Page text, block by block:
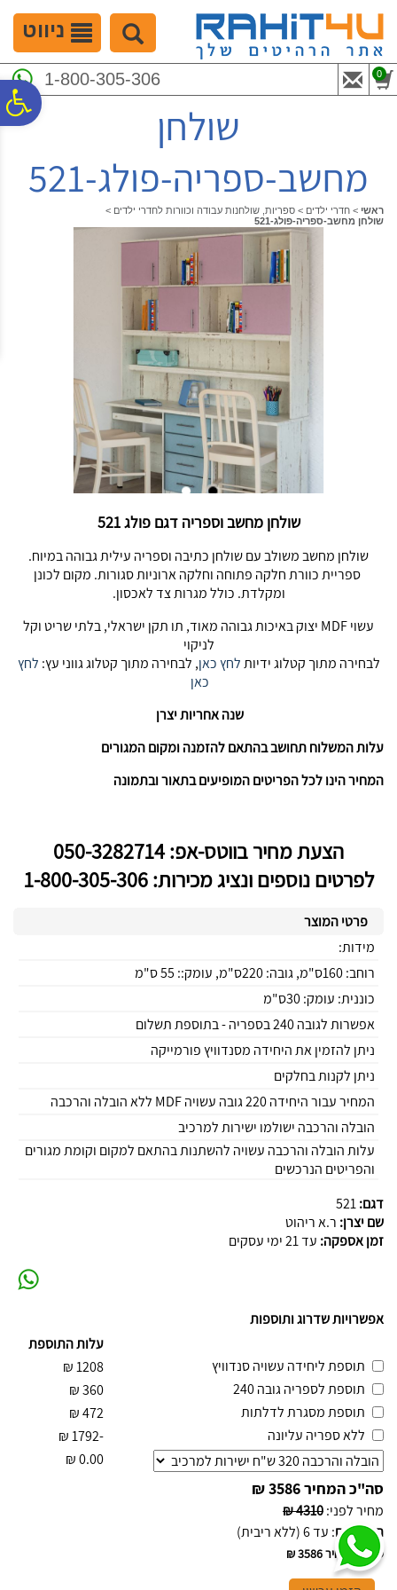
נגישות
המרכזי
ניווט
1-800-305-306 0
שולחן
מחשב-ספריה-פולג-521
ראשי > חדרי ילדים > ספריות, שולחנות עבודה וכוורות לחדרי ילדים >
שולחן מחשב-ספריה-פולג-521
שולחן מחשב וספריה דגם פולג 521
שולחן מחשב משולב עם שולחן כתיבה וספריה עילית גבוהה במיוח.
ספריית כוורת חלקה פתוחה וחלקה ארוניות סגורות. מקום לכונן
ומקלדת. כולל מגרות צד לאכסון.
עשוי MDF יצוק באיכות גבוהה מאוד, תו תקן ישראלי, בלתי שריט וקל
לניקוי
לבחירה מתוך קטלוג ידיותלחץ כאן, לבחירה מתוך קטלוג גווני עץ: לחץ
כאן
שנה אחריות יצרן
עלות המשלוח תחושב בהתאם להזמנה ומקום המגורים
המחיר הינו לכל הפריטים המופיעים בתאור ובתמונה
הצעת מחיר בווטס-אפ: 050-3282714
לפרטים נוספים ונציג מכירות: 1-800-305-306
פרטי המוצר
מידות:
רוחב: 160ס"מ, גובה: 220ס"מ, עומק:: 55 ס"מ
כוננית: עומק: 30ס"מ
אפשרות לגובה 240 בספריה - בתוספת תשלום
ניתן להזמין את היחידה מסנדוויץ פורמייקה
ניתן לקנות בחלקים
המחיר עבור היחידה 220 גובה עשויה MDF ללא הובלה והרכבה
הובלה והרכבה ישולמו ישירות למרכיב
עלות הובלה והרכבה עשויה להשתנות בהתאם למקום וקומת מגורים
והפריטים הנרכשים
דגם:521
שם יצרן: ר.א ריהוט
זמן אספקה: עד 21 ימי עסקים
אפשרויות שדרוג ותוספות
עלות התוספת
תוספת ליחידה עשויה סנדוויץ
1208
₪
תוספת לספריה גובה 240
360
₪
תוספת מסגרת לדלתות
472
₪
ללא ספריה עליונה
-1792
₪
0.00
₪
סה"כ המחיר3586 ₪
מחיר לפני:
4310 ₪
תשלומים: עד 6 (ללא ריבית)
סה"כ המחיר3586 ₪